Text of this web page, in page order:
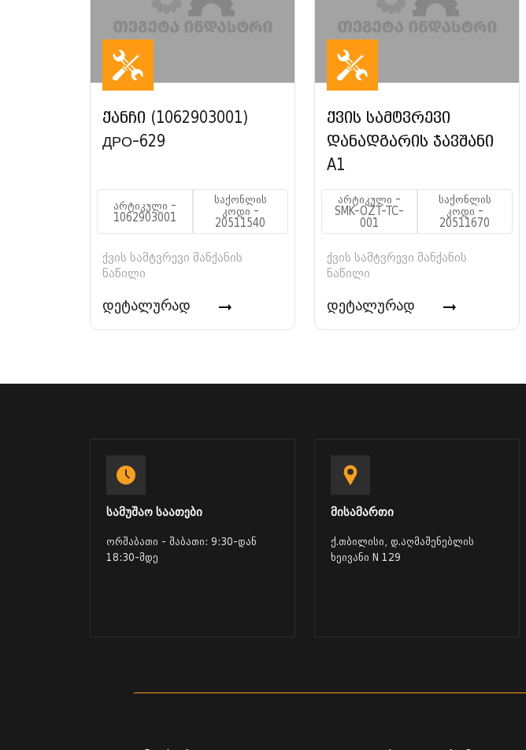
ქანჩი (1062903001)
ДРО-629
არტიკული -
1062903001
საქონლის
კოდი -
20511540
ქვის სამტვრევი მანქანის
ნაწილი
დეტალურად
ქვის სამტვრევი
დანადგარის ჯავშანი
A1
არტიკული -
SMK-OZT-TC-
001
საქონლის
კოდი -
20511670
ქვის სამტვრევი მანქანის
ნაწილი
დეტალურად
სამუშაო საათები
ორშაბათი - შაბათი: 9:30-დან
18:30-მდე
მისამართი
ქ.თბილისი, დ.აღმაშენებლის
ხეივანი N 129